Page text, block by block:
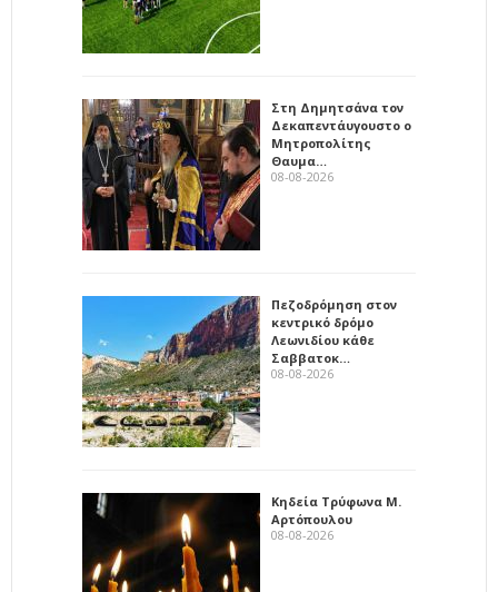
Στη Δημητσάνα τον
Δεκαπεντάυγουστο ο
Μητροπολίτης
Θαυμα…
08-08-2026
Πεζοδρόμηση στον
κεντρικό δρόμο
Λεωνιδίου κάθε
Σαββατοκ…
08-08-2026
Κηδεία Τρύφωνα Μ.
Αρτόπουλου
08-08-2026